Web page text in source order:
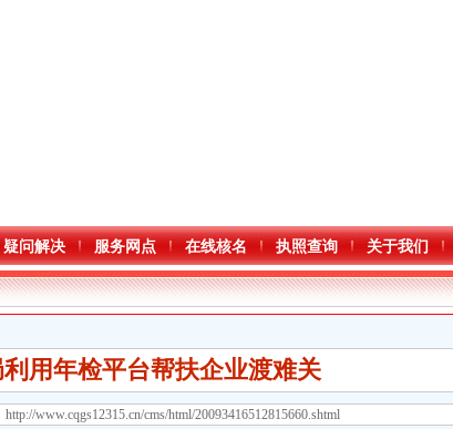
疑问解决 服务网点 在线核名 执照查询 关于我们
用年检平台帮扶企业渡难关
http://www.cqgs12315.cn/cms/html/20093416512815660.shtml